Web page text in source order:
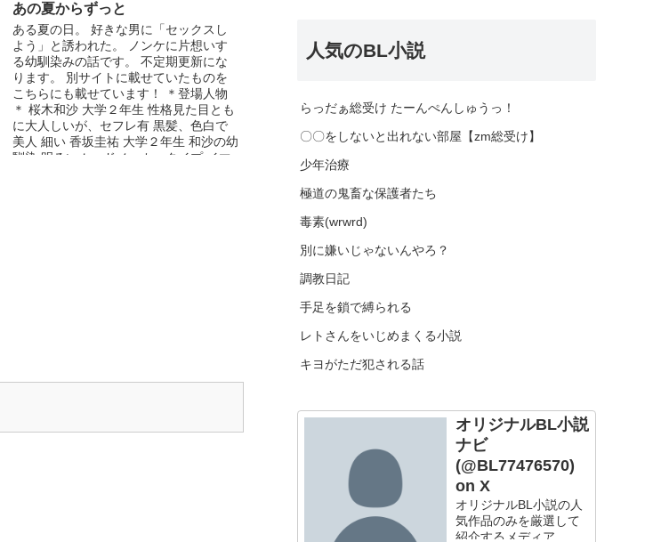
あの夏からずっと
ある夏の日。 好きな男に「セックスし
よう」と誘われた。 ノンケに片想いす
る幼馴染みの話です。 不定期更新にな
ります。 別サイトに載せていたものを
こちらにも載せています！ ＊登場人物
＊ 桜木和沙 大学２年生 性格見た目とも
に大人しいが、セフレ有 黒髪、色白で
美人 細い 香坂圭祐 大学２年生 和沙の幼
馴染 明るいムードメーカータイプ イマ
人気のBL小説
らっだぁ総受け たーんぺんしゅうっ！
〇〇をしないと出れない部屋【zm総受け】
少年治療
極道の鬼畜な保護者たち
毒素(wrwrd)
別に嫌いじゃないんやろ？
調教日記
手足を鎖で縛られる
レトさんをいじめまくる小説
キヨがただ犯される話
オリジナルBL小説
ナビ
(@BL77476570)
on X
オリジナルBL小説の人
気作品のみを厳選して
紹介するメディア